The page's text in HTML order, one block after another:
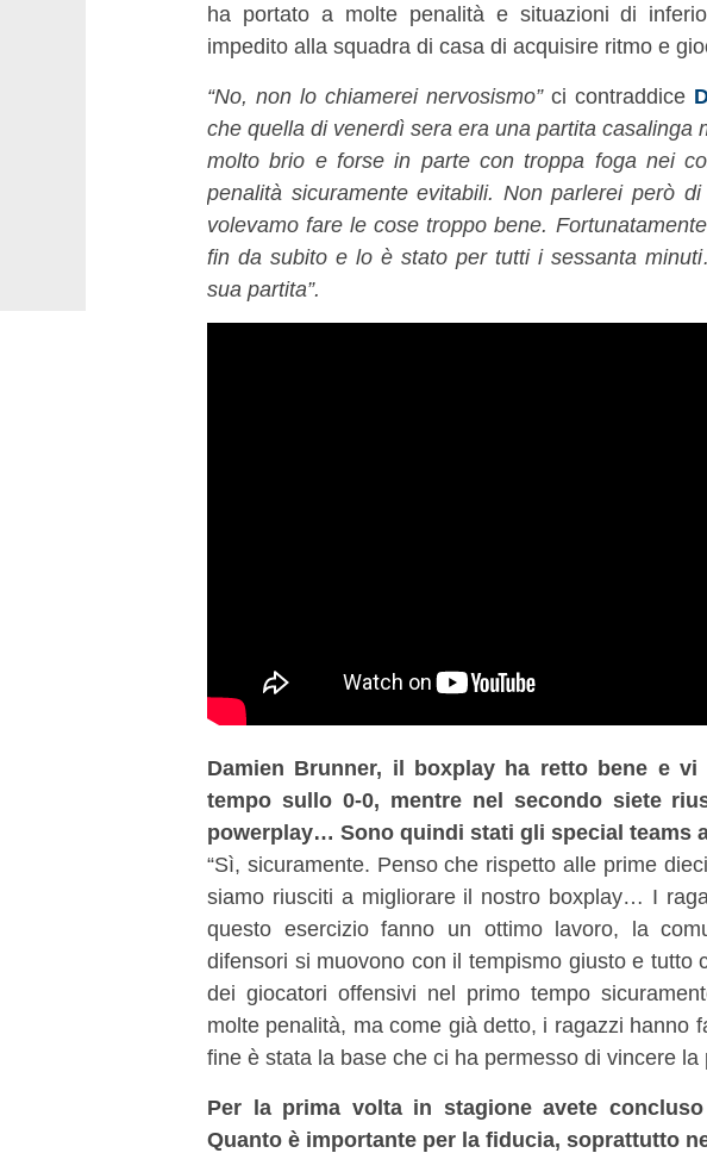
ha portato a molte penalità e situazioni di
impedito alla squadra di casa di acquisire ritmo e
“No, non lo chiamerei nervosismo”ci contraddice
che quella di venerdì sera era una partita casalinga
molto brio e forse in parte con troppa foga nei
penalità sicuramente evitabili. Non parlerei però
volevamo fare le cose troppo bene.
fin da subito e lo è stato per tutti i sessanta
sua partita”.
Damien Brunner, il boxplay ha retto bene e
tempo sullo 0-0, mentre nel secondo siete
powerplay… Sono quindi stati gli special teams
“Sì, sicuramente. Penso che rispetto alle prime
siamo riusciti a migliorare il nostro boxplay… I
questo esercizio fanno un ottimo lavoro, la
difensori si muovono con il tempismo giusto e tutto
dei giocatori offensivi nel primo tempo
molte penalità, ma come già detto, i ragazzi hanno
fine è stata la base che ci ha permesso di vincere la
Per la prima volta in stagione avete
Quanto è importante per la fiducia, soprattutto